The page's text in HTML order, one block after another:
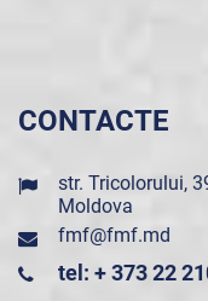
CONTACTE
str. Tricolorului,
Moldova
fmf@fmf.md
tel: + 373 22